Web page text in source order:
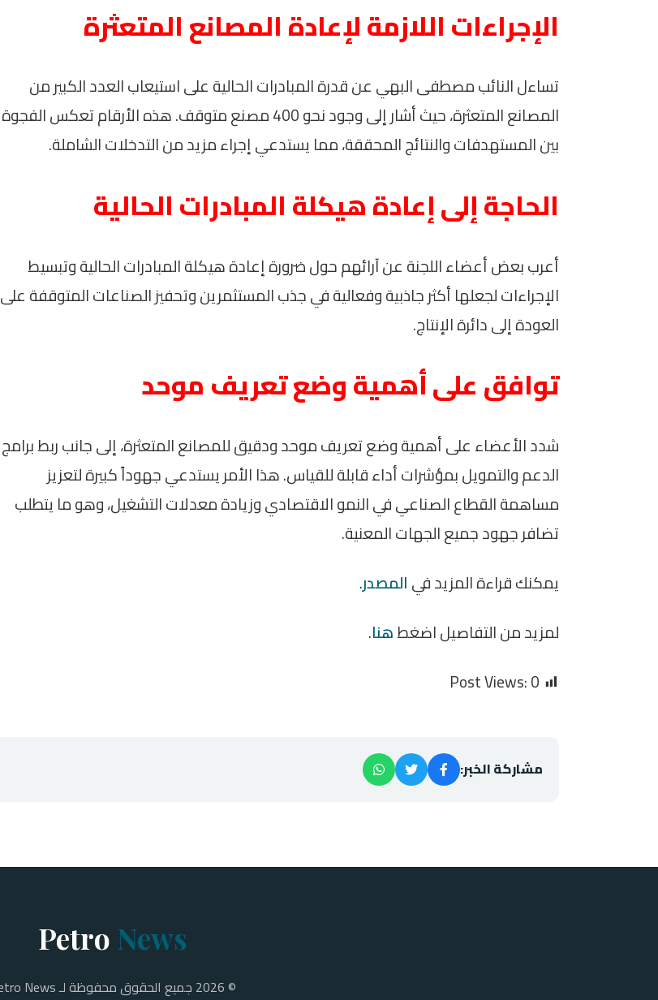
الإجراءات اللازمة لإعادة المصانع المتعثرة
تساءل النائب مصطفى البهي عن قدرة المبادرات الحالية على استيعاب العدد الكبير من
المصانع المتعثرة، حيث أشار إلى وجود نحو 400 مصنع متوقف. هذه الأرقام تعكس الفجوة
بين المستهدفات والنتائج المحققة، مما يستدعي إجراء مزيد من التدخلات الشاملة.
الحاجة إلى إعادة هيكلة المبادرات الحالية
أعرب بعض أعضاء اللجنة عن آرائهم حول ضرورة إعادة هيكلة المبادرات الحالية وتبسيط
الإجراءات لجعلها أكثر جاذبية وفعالية في جذب المستثمرين وتحفيز الصناعات المتوقفة على
العودة إلى دائرة الإنتاج.
توافق على أهمية وضع تعريف موحد
شدد الأعضاء على أهمية وضع تعريف موحد ودقيق للمصانع المتعثرة، إلى جانب ربط برامج
الدعم والتمويل بمؤشرات أداء قابلة للقياس. هذا الأمر يستدعي جهوداً كبيرة لتعزيز
مساهمة القطاع الصناعي في النمو الاقتصادي وزيادة معدلات التشغيل، وهو ما يتطلب
تضافر جهود جميع الجهات المعنية.
يمكنك قراءة المزيد فيالمصدر.
لمزيد من التفاصيل اضغطهنا.
Post Views:0
مشاركة الخبر:
Petro News
© 2026 جميع الحقوق محفوظة لـ Petro News